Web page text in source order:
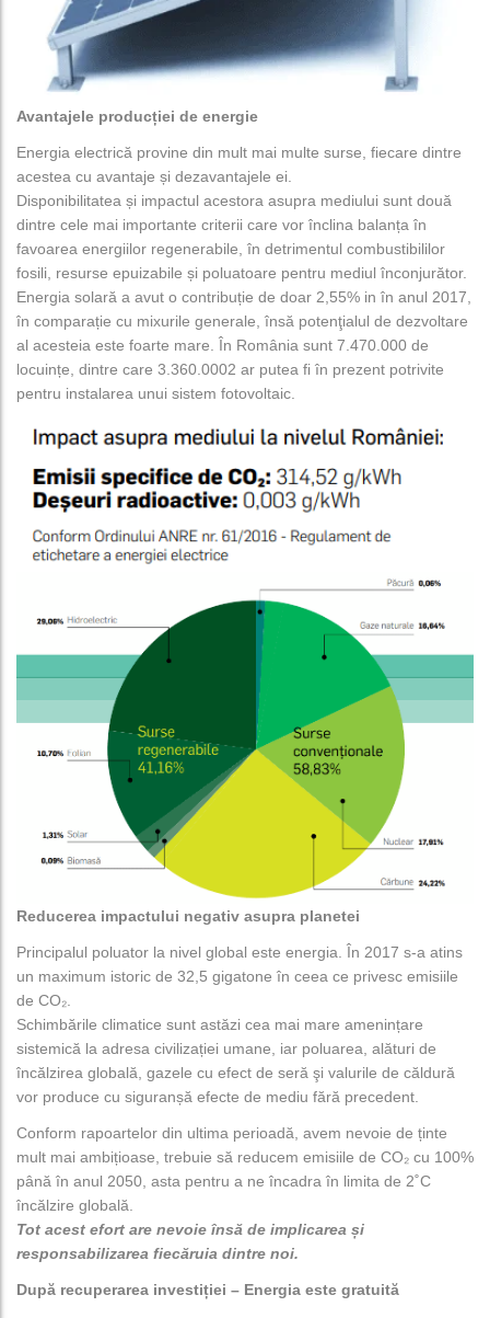
Avantajele producției de energie
Energia electrică provine din mult mai multe surse, fiecare dintre
acestea cu avantaje și dezavantajele ei.
Disponibilitatea și impactul acestora asupra mediului sunt două
dintre cele mai importante criterii care vor înclina balanța în
favoarea energiilor regenerabile, în detrimentul combustibililor
fosili, resurse epuizabile și poluatoare pentru mediul înconjurător.
Energia solară a avut o contribuție de doar 2,55% in în anul 2017,
în comparație cu mixurile generale, însă potenţialul de dezvoltare
al acesteia este foarte mare. În România sunt 7.470.000 de
locuințe, dintre care 3.360.0002 ar putea fi în prezent potrivite
pentru instalarea unui sistem fotovoltaic.
Reducerea impactului negativ asupra planetei
Principalul poluator la nivel global este energia. În 2017 s-a atins
un maximum istoric de 32,5 gigatone în ceea ce privesc emisiile
de CO₂.
Schimbările climatice sunt astăzi cea mai mare amenințare
sistemică la adresa civilizației umane, iar poluarea, alături de
încălzirea globală, gazele cu efect de seră şi valurile de căldură
vor produce cu siguranșă efecte de mediu fără precedent.
Conform rapoartelor din ultima perioadă, avem nevoie de ținte
mult mai ambițioase, trebuie să reducem emisiile de CO₂ cu 100%
până în anul 2050, asta pentru a ne încadra în limita de 2˚C
încălzire globală.
Tot acest efort are nevoie însă de implicarea și
responsabilizarea fiecăruia dintre noi.
După recuperarea investiției – Energia este gratuită